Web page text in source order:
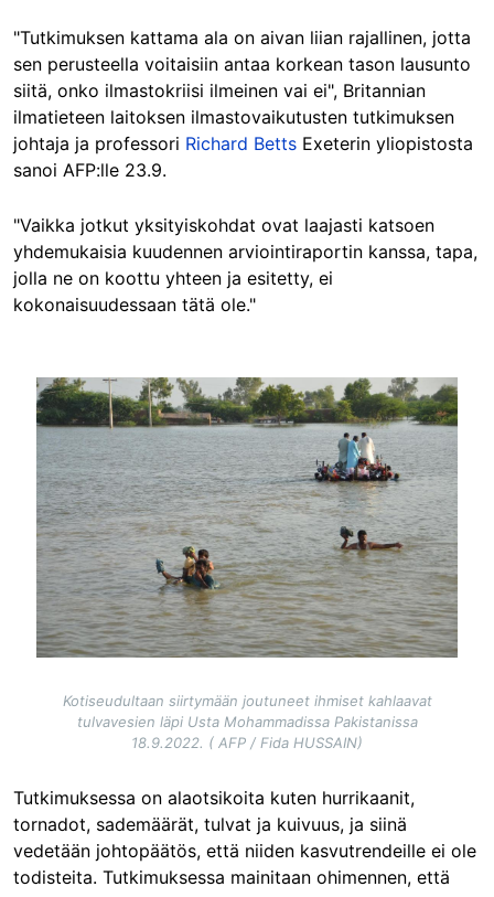
"Tutkimuksen kattama ala on aivan liian rajallinen, jotta
sen perusteella voitaisiin antaa korkean tason lausunto
siitä, onko ilmastokriisi ilmeinen vai ei", Britannian
ilmatieteen laitoksen ilmastovaikutusten tutkimuksen
johtaja ja professori Richard Betts Exeterin yliopistosta
sanoi AFP:lle 23.9.
"Vaikka jotkut yksityiskohdat ovat laajasti katsoen
yhdemukaisia kuudennen arviointiraportin kanssa, tapa,
jolla ne on koottu yhteen ja esitetty, ei
kokonaisuudessaan tätä ole."
Image
Kotiseudultaan siirtymään joutuneet ihmiset kahlaavat
tulvavesien läpi Usta Mohammadissa Pakistanissa
18.9.2022. ( AFP / Fida HUSSAIN)
Tutkimuksessa on alaotsikoita kuten hurrikaanit,
tornadot, sademäärät, tulvat ja kuivuus, ja siinä
vedetään johtopäätös, että niiden kasvutrendeille ei ole
todisteita. Tutkimuksessa mainitaan ohimennen, että